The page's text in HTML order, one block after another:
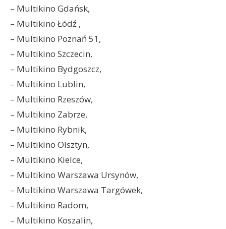
– Multikino Gdańsk,
– Multikino Łódź ,
– Multikino Poznań 51,
– Multikino Szczecin,
– Multikino Bydgoszcz,
– Multikino Lublin,
– Multikino Rzeszów,
– Multikino Zabrze,
– Multikino Rybnik,
– Multikino Olsztyn,
– Multikino Kielce,
– Multikino Warszawa Ursynów,
– Multikino Warszawa Targówek,
– Multikino Radom,
– Multikino Koszalin,